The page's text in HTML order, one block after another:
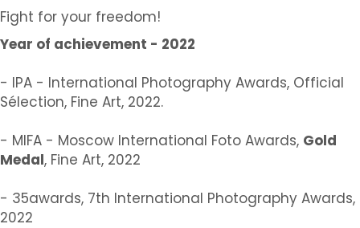
Fight for your freedom!
Year of achievement - 2022
- IPA - International Photography Awards, Official
Sélection, Fine Art, 2022.
- MIFA - Moscow International Foto Awards, Gold
Medal, Fine Art, 2022
- 35awards, 7th International Photography Awards,
2022